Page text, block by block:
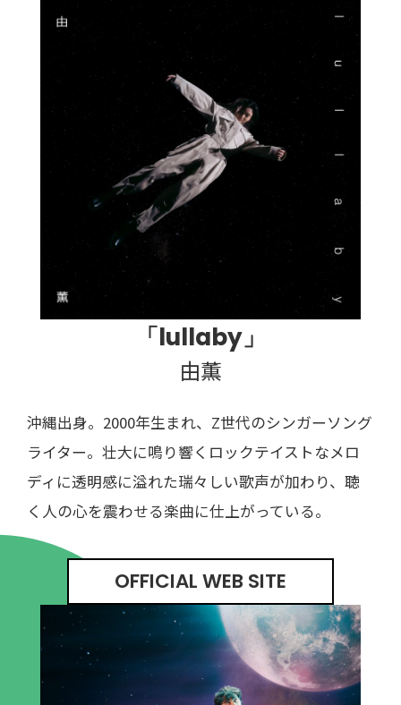
「lullaby」
由薫
沖縄出身。2000年生まれ、Z世代のシンガーソング
ライター。壮大に鳴り響くロックテイストなメロ
ディに透明感に溢れた瑞々しい歌声が加わり、聴
く人の心を震わせる楽曲に仕上がっている。
OFFICIAL WEB SITE